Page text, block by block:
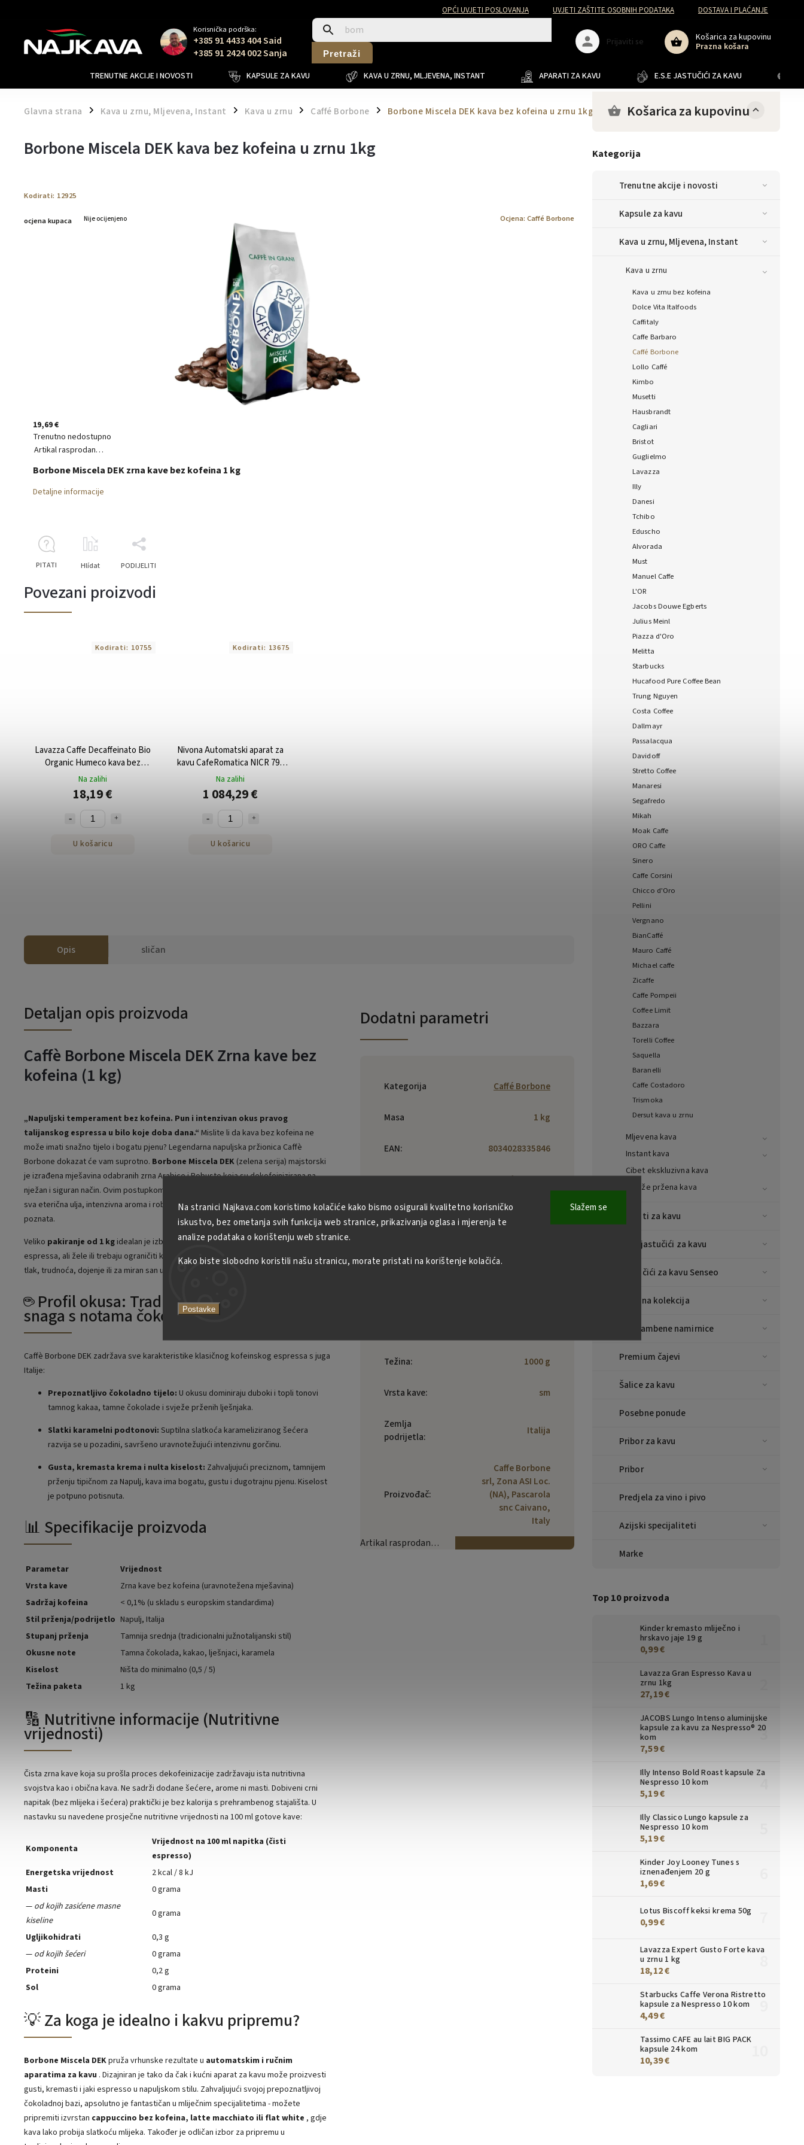
Na stranici Najkava.com koristimo kolačiće kako bismo osigurali kvalitetno korisničko
iskustvo, bez ometanja svih funkcija web stranice, prikazivanja oglasa i mjerenja te
analize podataka o korištenju web stranice.
Kako biste slobodno koristili našu stranicu, morate pristati na korištenje kolačića.
Postavke
Slažem se
OPĆI UVJETI POSLOVANJA UVJETI ZAŠTITE OSOBNIH PODATAKA
DOSTAVA I PLAĆANJE
Korisnička podrška:
+385 91 4433 404 Said
+385 91 2424 002 Sanja
Pretraži
Košarica za kupovinu
Prazna košara
Prijaviti se
TRENUTNE AKCIJE I NOVOSTI KAPSULE ZA KAVU KAVA U ZRNU, MLJEVENA, INSTANT APARATI ZA KAVU E.S.E JASTUČIĆI ZA KAVU
Glavna strana / Kava u zrnu, Mljevena, Instant / Kava u zrnu / Caffé Borbone / Borbone Miscela DEK kava bez kofeina u zrnu 1kg Košarica za kupovinu
Kategorija
Trenutne akcije i novosti
Kapsule za kavu
Kava u zrnu, Mljevena, Instant
Kava u zrnu
Kava u zrnu bez kofeina
Dolce Vita Italfoods
Caffitaly
Caffe Barbaro
Caffé Borbone
Lollo Caffé
Kimbo
Musetti
Hausbrandt
Cagliari
Bristot
Guglielmo
Lavazza
Illy
Danesi
Tchibo
Eduscho
Alvorada
Must
Manuel Caffe
L'OR
Jacobs Douwe Egberts
Julius Meinl
Piazza d'Oro
Melitta
Starbucks
Hucafood Pure Coffee Bean
Trung Nguyen
Costa Coffee
Dallmayr
Passalacqua
Davidoff
Stretto Coffee
Manaresi
Segafredo
Mikah
Moak Caffe
ORO Caffe
Sinero
Caffe Corsini
Chicco d'Oro
Pellini
Vergnano
BianCaffé
Mauro Caffé
Michael caffe
Zicaffe
Caffe Pompeii
Coffee Limit
Bazzara
Torelli Coffee
Saquella
Baranelli
Caffe Costadoro
Trismoka
Dersut kava u zrnu
Mljevena kava
Instant kava
Cibet ekskluzivna kava
Svježe pržena kava
Aparati za kavu
E.S.E jastučići za kavu
Jastučići za kavu Senseo
Božićna kolekcija
Prehrambene namirnice
Premium čajevi
Šalice za kavu
Posebne ponude
Pribor za kavu
Pribor
Predjela za vino i pivo
Azijski specijaliteti
Marke
Top 10 proizvoda
Kinder kremasto mliječno i
hrskavo jaje 19 g
0,99 €
Lavazza Gran Espresso Kava u
zrnu 1kg
27,19 €
JACOBS Lungo Intenso aluminijske
kapsule za kavu za Nespresso® 20
kom
7,59 €
Illy Intenso Bold Roast kapsule Za
Nespresso 10 kom
5,19 €
Illy Classico Lungo kapsule za
Nespresso 10 kom
5,19 €
Kinder Joy Looney Tunes s
iznenađenjem 20 g
1,69 €
Lotus Biscoff keksi krema 50g
0,99 €
Lavazza Expert Gusto Forte kava
u zrnu 1 kg
18,12 €
Starbucks Caffe Verona Ristretto
kapsule za Nespresso 10 kom
4,49 €
Tassimo CAFE au lait BIG PACK
kapsule 24 kom
10,39 €
Borbone Miscela DEK kava bez kofeina u zrnu 1kg
Kodirati: 12925
ocjena kupaca Nije ocijenjeno Ocjena: Caffé Borbone
19,69 €
Trenutno nedostupno
Artikal rasprodan…
Borbone Miscela DEK zrna kave bez kofeina 1 kg
Detaljne informacije
PITATI Hlídat PODIJELITI
Povezani proizvodi
Lavazza Caffe Decaffeinato Bio
Organic Humeco kava bez
kofeina u zrnu 500 g
Na zalihi
18,19 €
U košaricu
Kodirati: 10755
Nivona Automatski aparat za
kavu CafeRomatica NICR 795
Titanium/Chrom
Na zalihi
1 084,29 €
U košaricu
Kodirati: 13675
Opis sličan
Detaljan opis proizvoda
Caffè Borbone Miscela DEK Zrna kave bez
kofeina (1 kg)
„Napuljski temperament bez kofeina. Pun i intenzivan okus pravog
talijanskog espressa u bilo koje doba dana.“ Mislite li da kava bez kofeina ne
može imati snažno tijelo i bogatu pjenu? Legendarna napuljska pržionica Caffè
Borbone dokazat će vam suprotno. Borbone Miscela DEK (zelena serija) majstorski
je izrađena mješavina odabranih zrna Arabice i Robuste koja su dekofeinizirana na
nježan i siguran način. Ovim postupkom uklanja se kofein, ali se u potpunosti čuvaju
sva eterična ulja, intenzivna aroma i robusno tijelo po kojima je napuljska kava
poznata.
Veliko pakiranje od 1 kg idealan je izbor za one koji vole okus iskrenog talijanskog
espressa, ali žele ili trebaju ograničiti kofein iz zdravstvenih razloga (npr. visoki krvni
tlak, trudnoća, dojenje ili za miran san uz večernju šalicu).
☕ Profil okusa: Tradicionalna napuljska
snaga s notama čokolade
Caffè Borbone DEK zadržava sve karakteristike klasičnog kofeinskog espressa s juga
Italije:
Prepoznatljivo čokoladno tijelo: U okusu dominiraju duboki i topli tonovi
tamnog kakaa, tamne čokolade i svježe prženih lješnjaka.
Slatki karamelni podtonovi: Suptilna slatkoća karameliziranog šećera
razvija se u pozadini, savršeno uravnotežujući intenzivnu gorčinu.
Gusta, kremasta krema i nulta kiselost: Zahvaljujući preciznom, tamnijem
prženju tipičnom za Napulj, kava ima bogatu, gustu i dugotrajnu pjenu. Kiselost
je potpuno potisnuta.
📊 Specifikacije proizvoda
Parametar
Vrijednost
Vrsta kave
Zrna kave bez kofeina (uravnotežena mješavina)
Sadržaj kofeina
< 0,1% (u skladu s europskim standardima)
Stil prženja/podrijetlo Napulj, Italija
Stupanj prženja
Tamnija srednja (tradicionalni južnotalijanski stil)
Okusne note
Tamna čokolada, kakao, lješnjaci, karamela
Kiselost
Ništa do minimalno (0,5 / 5)
Težina paketa
1 kg
🔢 Nutritivne informacije (Nutritivne
vrijednosti)
Čista zrna kave koja su prošla proces dekofeinizacije zadržavaju ista nutritivna
svojstva kao i obična kava. Ne sadrži dodane šećere, arome ni masti. Dobiveni crni
napitak (bez mlijeka i šećera) praktički je bez kalorija s prehrambenog stajališta. U
nastavku su navedene prosječne nutritivne vrijednosti na 100 ml gotove kave:
Komponenta
Vrijednost na 100 ml napitka (čisti
espresso)
Energetska vrijednost
2 kcal / 8 kJ
Masti
0 grama
— od kojih zasićene masne
kiseline
0 grama
Ugljikohidrati
0,3 g
— od kojih šećeri
0 grama
Proteini
0,2 g
Sol
0 grama
💡 Za koga je idealno i kakvu pripremu?
Borbone Miscela DEKpruža vrhunske rezultate u automatskim i ručnim
aparatima za kavu . Dizajniran je tako da čak i kućni aparat za kavu može proizvesti
gusti, kremasti i jaki espresso u napuljskom stilu. Zahvaljujući svojoj prepoznatljivoj
čokoladnoj bazi, apsolutno je fantastičan u mliječnim specijalitetima - možete
pripremiti izvrstan cappuccino bez kofeina, latte macchiato ili flat white , gdje
kava lako probija slatkoću mlijeka. Također je odličan izbor za pripremu u
Dodatni parametri
Kategorija Caffé Borbone
Masa 1 kg
EAN: 8034028335846
Marka: Caffé Borbone
Oblik:
Težina: 1000 g
Vrsta kave: sm
Zemlja
podrijetla: Italija
Proizvođač:
Caffe Borbone
srl, Zona ASI Loc.
(NA), Pascarola
snc Caivano,
Italy
Artikal rasprodan…